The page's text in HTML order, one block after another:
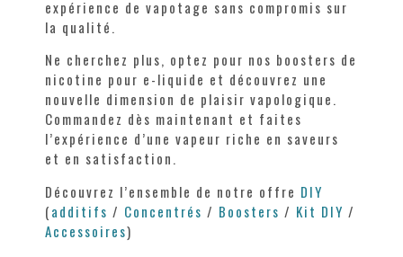
expérience de vapotage sans compromis sur
la qualité.
Ne cherchez plus, optez pour nos boosters de
nicotine pour e-liquide et découvrez une
nouvelle dimension de plaisir vapologique.
Commandez dès maintenant et faites
l’expérience d’une vapeur riche en saveurs
et en satisfaction.
Découvrez l’ensemble de notre offre DIY
(additifs / Concentrés / Boosters / Kit DIY /
Accessoires)